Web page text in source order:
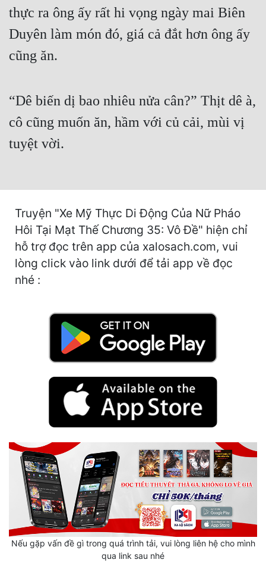
Cung Đấu
Cạnh Kỹ
Du Hí
Dã Sử
Dị Năng
Gia Đấu
Góc Nhìn Nam
Góc Nhìn Nữ
Huyền Huyễn
Khoa Huyễn Không Gian
Kinh Dị
Kiếm Hiệp
Kỳ Huyễn
Kỳ Ảo
thực ra ông ấy rất hi vọng ngày mai Biên
Duyên làm món đó, giá cả đắt hơn ông ấy
cũng ăn.
“Dê biến dị bao nhiêu nửa cân?” Thịt dê à,
cô cũng muốn ăn, hầm với củ cải, mùi vị
tuyệt vời.
Truyện "Xe Mỹ Thực Di Động Của Nữ Pháo
Hôi Tại Mạt Thế Chương 35: Vô Đề" hiện chỉ
hỗ trợ đọc trên app của xalosach.com, vui
lòng click vào link dưới để tải app về đọc
nhé :
Nếu gặp vấn đề gì trong quá trình tải, vui lòng liên hệ cho mình
qua link sau nhé